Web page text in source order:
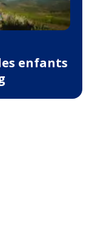
enfants